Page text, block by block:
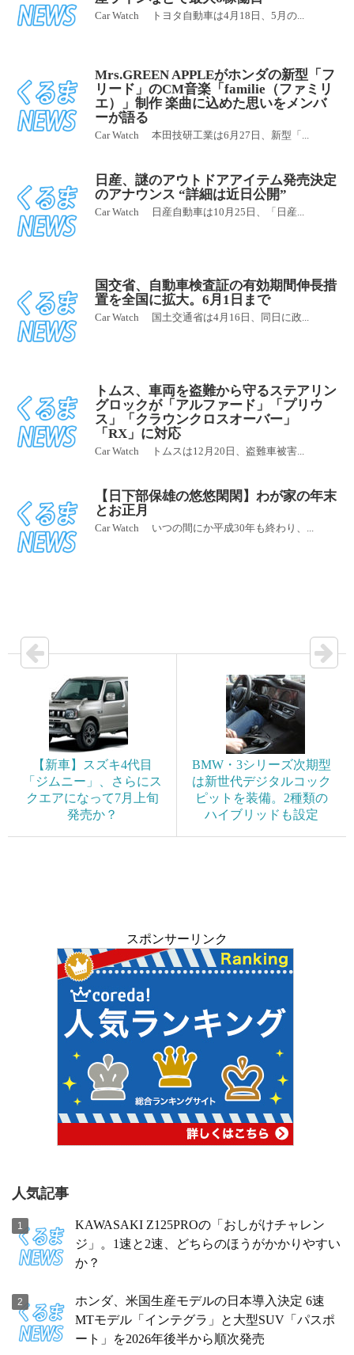
Car Watch トヨタ自動車は4月18日、5月の...
Mrs.GREEN APPLEがホンダの新型「フ
リード」のCM音楽「familie（ファミリ
エ）」制作 楽曲に込めた思いをメンバ
ーが語る
Car Watch 本田技研工業は6月27日、新型「...
日産、謎のアウトドアアイテム発売決定
のアナウンス “詳細は近日公開”
Car Watch 日産自動車は10月25日、「日産...
国交省、自動車検査証の有効期間伸長措
置を全国に拡大。6月1日まで
Car Watch 国土交通省は4月16日、同日に政...
トムス、車両を盗難から守るステアリン
グロックが「アルファード」「プリウ
ス」「クラウンクロスオーバー」
「RX」に対応
Car Watch トムスは12月20日、盗難車被害...
【日下部保雄の悠悠閑閑】わが家の年末
とお正月
Car Watch いつの間にか平成30年も終わり、...
【新車】スズキ4代目
「ジムニー」、さらにス
クエアになって7月上旬
発売か？
BMW・3シリーズ次期型
は新世代デジタルコック
ピットを装備。2種類の
ハイブリッドも設定
スポンサーリンク
人気記事
KAWASAKI Z125PROの「おしがけチャレン
ジ」。1速と2速、どちらのほうがかかりやすい
か？
ホンダ、米国生産モデルの日本導入決定 6速
MTモデル「インテグラ」と大型SUV「パスポ
ート」を2026年後半から順次発売